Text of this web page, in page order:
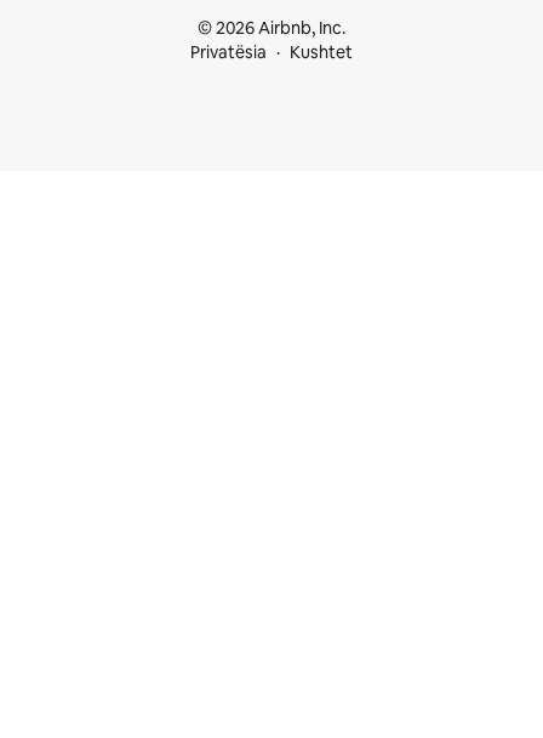
© 2026 Airbnb, Inc.
Privatësia
Kushtet